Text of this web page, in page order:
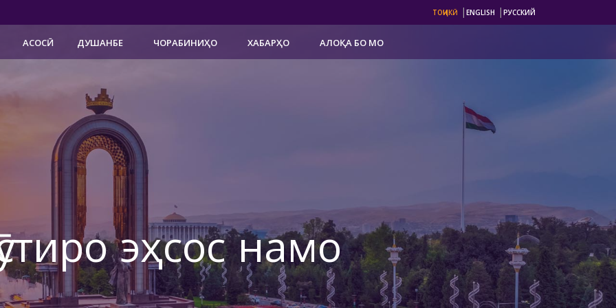
ТОҶИКӢ | ENGLISH | РУССКИЙ
АСОСӢ ДУШАНБЕ ЧОРАБИНИҲО ХАБАРҲО АЛОҚА БО МО
эҳсос намо